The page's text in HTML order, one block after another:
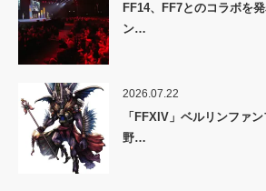
FF14、FF7とのコラボを
ン…
2026.07.22
「FFXIV」ベルリンファ
野…